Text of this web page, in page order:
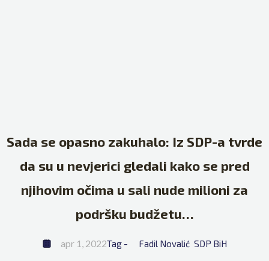
Sada se opasno zakuhalo: Iz SDP-a tvrde
da su u nevjerici gledali kako se pred
njihovim očima u sali nude milioni za
podršku budžetu…
apr 1, 2022Tag - Fadil Novalić SDP BiH